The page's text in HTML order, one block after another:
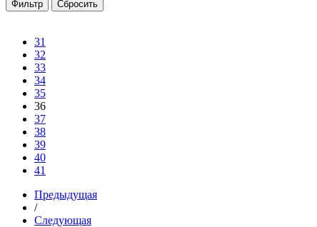
31
32
33
34
35
36
37
38
39
40
41
Предыдущая
/
Следующая